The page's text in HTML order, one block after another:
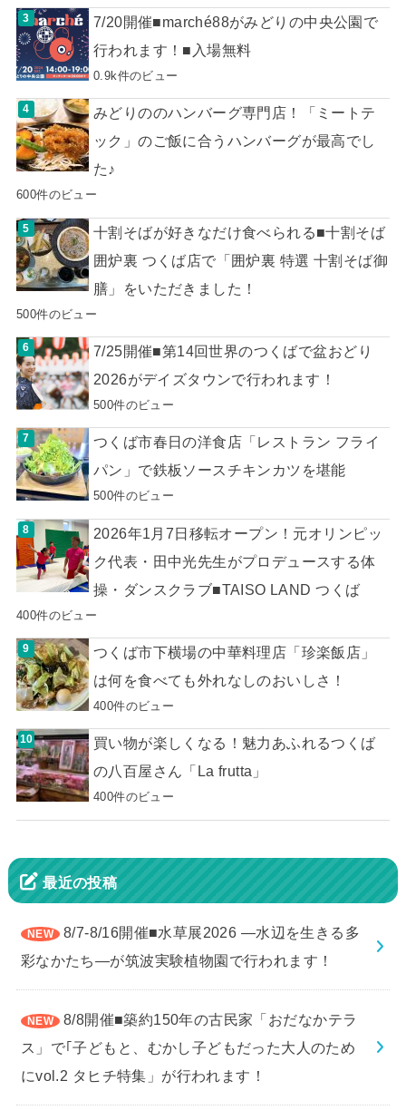
7/20開催■marché88がみどりの中央公園で
行われます！■入場無料
0.9k件のビュー
みどりののハンバーグ専門店！「ミートテ
ック」のご飯に合うハンバーグが最高でし
た♪
600件のビュー
十割そばが好きなだけ食べられる■十割そば
囲炉裏 つくば店で「囲炉裏 特選 十割そば御
膳」をいただきました！
500件のビュー
7/25開催■第14回世界のつくばで盆おどり
2026がデイズタウンで行われます！
500件のビュー
つくば市春日の洋食店「レストラン フライ
パン」で鉄板ソースチキンカツを堪能
500件のビュー
2026年1月7日移転オープン！元オリンピッ
ク代表・田中光先生がプロデュースする体
操・ダンスクラブ■TAISO LAND つくば
400件のビュー
つくば市下横場の中華料理店「珍楽飯店」
は何を食べても外れなしのおいしさ！
400件のビュー
買い物が楽しくなる！魅力あふれるつくば
の八百屋さん「La frutta」
400件のビュー
最近の投稿
8/7-8/16開催■水草展2026 ―水辺を生きる多
彩なかたち―が筑波実験植物園で行われます！
8/8開催■築約150年の古民家「おだなかテラ
ス」で｢子どもと、むかし子どもだった大人のため
にvol.2 タヒチ特集」が行われます！